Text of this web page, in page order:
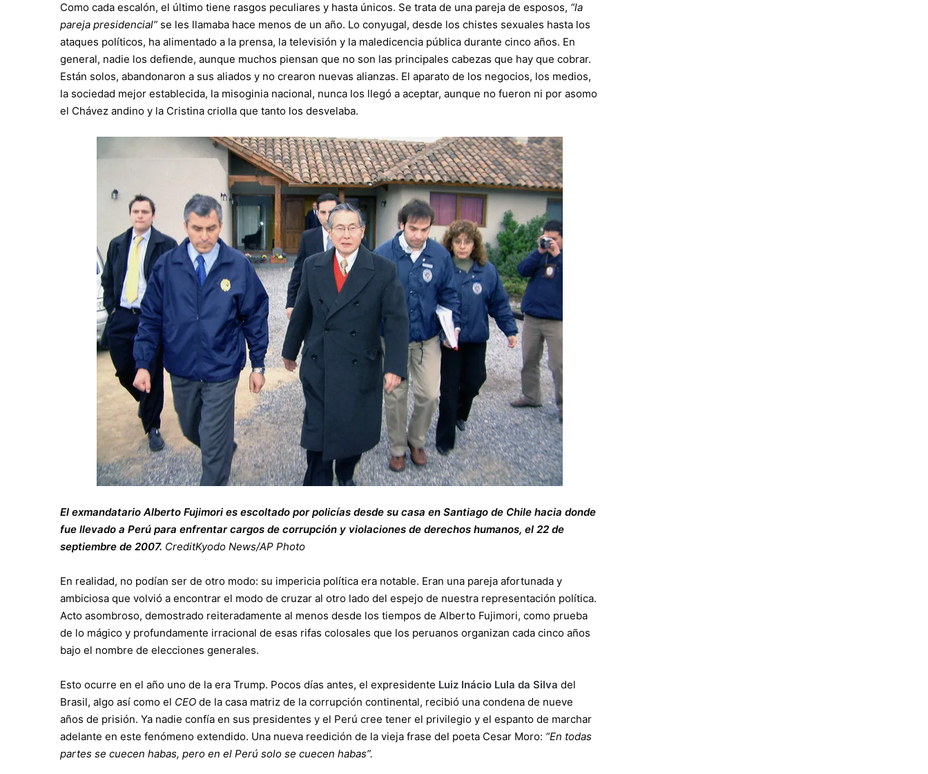
Como cada escalón, el último tiene rasgos peculiares y hasta únicos. Se trata de una pareja de esposos, “la
pareja presidencial” se les llamaba hace menos de un año. Lo conyugal, desde los chistes sexuales hasta los
ataques políticos, ha alimentado a la prensa, la televisión y la maledicencia pública durante cinco años. En
general, nadie los defiende, aunque muchos piensan que no son las principales cabezas que hay que cobrar.
Están solos, abandonaron a sus aliados y no crearon nuevas alianzas. El aparato de los negocios, los medios,
la sociedad mejor establecida, la misoginia nacional, nunca los llegó a aceptar, aunque no fueron ni por asomo
el Chávez andino y la Cristina criolla que tanto los desvelaba.
El exmandatario Alberto Fujimori es escoltado por policías desde su casa en Santiago de Chile hacia donde
fue llevado a Perú para enfrentar cargos de corrupción y violaciones de derechos humanos, el 22 de
septiembre de 2007. CreditKyodo News/AP Photo
En realidad, no podían ser de otro modo: su impericia política era notable. Eran una pareja afortunada y
ambiciosa que volvió a encontrar el modo de cruzar al otro lado del espejo de nuestra representación política.
Acto asombroso, demostrado reiteradamente al menos desde los tiempos de Alberto Fujimori, como prueba
de lo mágico y profundamente irracional de esas rifas colosales que los peruanos organizan cada cinco años
bajo el nombre de elecciones generales.
Esto ocurre en el año uno de la era Trump. Pocos días antes, el expresidente Luiz Inácio Lula da Silva del
Brasil, algo así como el CEO de la casa matriz de la corrupción continental, recibió una condena de nueve
años de prisión. Ya nadie confía en sus presidentes y el Perú cree tener el privilegio y el espanto de marchar
adelante en este fenómeno extendido. Una nueva reedición de la vieja frase del poeta Cesar Moro: “En todas
partes se cuecen habas, pero en el Perú solo se cuecen habas”.